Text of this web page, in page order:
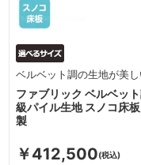
ファブリック ベルベッ
級パイル生地 スノコ床
製
ベルベット調の生地が美
￥412,500